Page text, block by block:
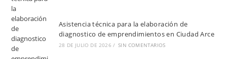
Asistencia técnica para la elaboración de
diagnostico de emprendimientos en Ciudad Arce
28 DE JULIO DE 2026 / SIN COMENTARIOS